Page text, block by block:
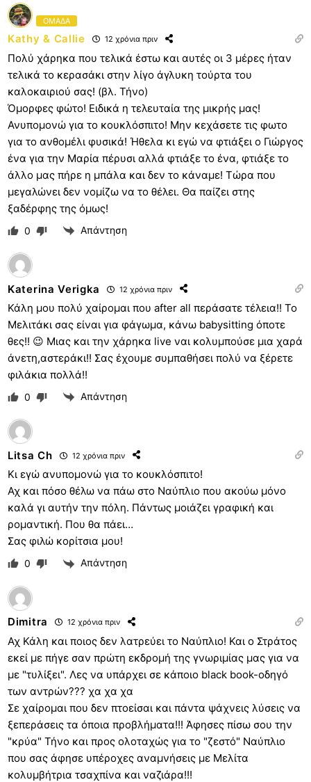
ΟΜΑΔΑ
Kathy & Callie 12 χρόνια πριν
Πολύ χάρηκα που τελικά έστω και αυτές οι 3 μέρες ήταν
τελικά το κερασάκι στην λίγο άγλυκη τούρτα του
καλοκαιριού σας! (βλ. Τήνο)
Όμορφες φώτο! Ειδικά η τελευταία της μικρής μας!
Ανυπομονώ για το κουκλόσπιτο! Μην κεχάσετε τις φωτο
για το ανθομέλι φυσικά! Ήθελα κι εγώ να φτιάξει ο Γιώργος
ένα για την Μαρία πέρυσι αλλά φτιάξε το ένα, φτιάξε το
άλλο μας πήρε η μπάλα και δεν το κάναμε! Τώρα που
μεγαλώνει δεν νομίζω να το θέλει. Θα παίζει στης
ξαδέρφης της όμως!
0 Απάντηση
Katerina Verigka 12 χρόνια πριν
Κάλη μου πολύ χαίρομαι που after all περάσατε τέλεια!! Το
Μελιτάκι σας είναι για φάγωμα, κάνω babysitting όποτε
θες!! 😉 Μιας και την χάρηκα live ναι κολυμπούσε μια χαρά
άνετη,αστεράκι!! Σας έχουμε συμπαθήσει πολύ να ξέρετε
φιλάκια πολλά!!
0 Απάντηση
Litsa Ch 12 χρόνια πριν
Κι εγώ ανυπομονώ για το κουκλόσπιτο!
Αχ και πόσο θέλω να πάω στο Ναύπλιο που ακούω μόνο
καλά γι αυτήν την πόλη. Πάντως μοιάζει γραφική και
ρομαντική. Που θα πάει…
Σας φιλώ κορίτσια μου!
0 Απάντηση
Dimitra 12 χρόνια πριν
Αχ Κάλη και ποιος δεν λατρεύει το Ναύπλιο! Και ο Στράτος
εκεί με πήγε σαν πρώτη εκδρομή της γνωριμίας μας για να
με "τυλίξει". Λες να υπάρχει σε κάποιο black book-οδηγό
των αντρών??? χα χα χα
Σε χαίρομαι που δεν πτοείσαι και πάντα ψάχνεις λύσεις να
ξεπεράσεις τα όποια προβλήματα!!! Άφησες πίσω σου την
"κρύα" Τήνο και προς ολοταχώς για το "ζεστό" Ναύπλιο
που σας άφησε υπέροχες αναμνήσεις με Μελίτα
κολυμβήτρια τσαχπίνα και ναζιάρα!!!